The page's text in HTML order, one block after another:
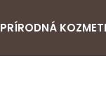
PRÍRODNÁ